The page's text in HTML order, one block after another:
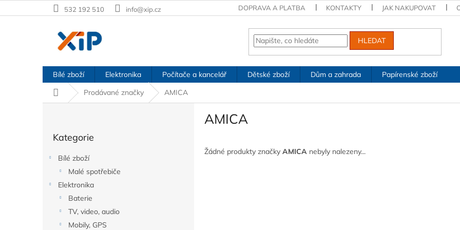
na
532 192 510 info@xip.cz DOPRAVA A PLATBA KONTAKTY JAK NAKUPOVAT
HLEDAT
Bílé zboží Elektronika Počítače a kancelář Dětské zboží Dům a zahrada
Papírenské zboží
Domů
Prodávané značky AMICA
kategorie
Kategorie
Bílé zboží
Malé spotřebiče
Elektronika
Baterie
TV, video, audio
Mobily, GPS
AMICA
Žádné produkty značky AMICA nebyly nalezeny...